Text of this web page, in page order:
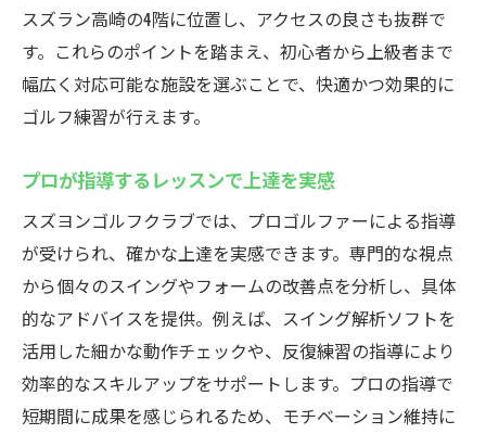
スズラン高崎の4階に位置し、アクセスの良さも抜群で
す。これらのポイントを踏まえ、初心者から上級者まで
幅広く対応可能な施設を選ぶことで、快適かつ効果的に
ゴルフ練習が行えます。
プロが指導するレッスンで上達を実感
スズヨンゴルフクラブでは、プロゴルファーによる指導
が受けられ、確かな上達を実感できます。専門的な視点
から個々のスイングやフォームの改善点を分析し、具体
的なアドバイスを提供。例えば、スイング解析ソフトを
活用した細かな動作チェックや、反復練習の指導により
効率的なスキルアップをサポートします。プロの指導で
短期間に成果を感じられるため、モチベーション維持に